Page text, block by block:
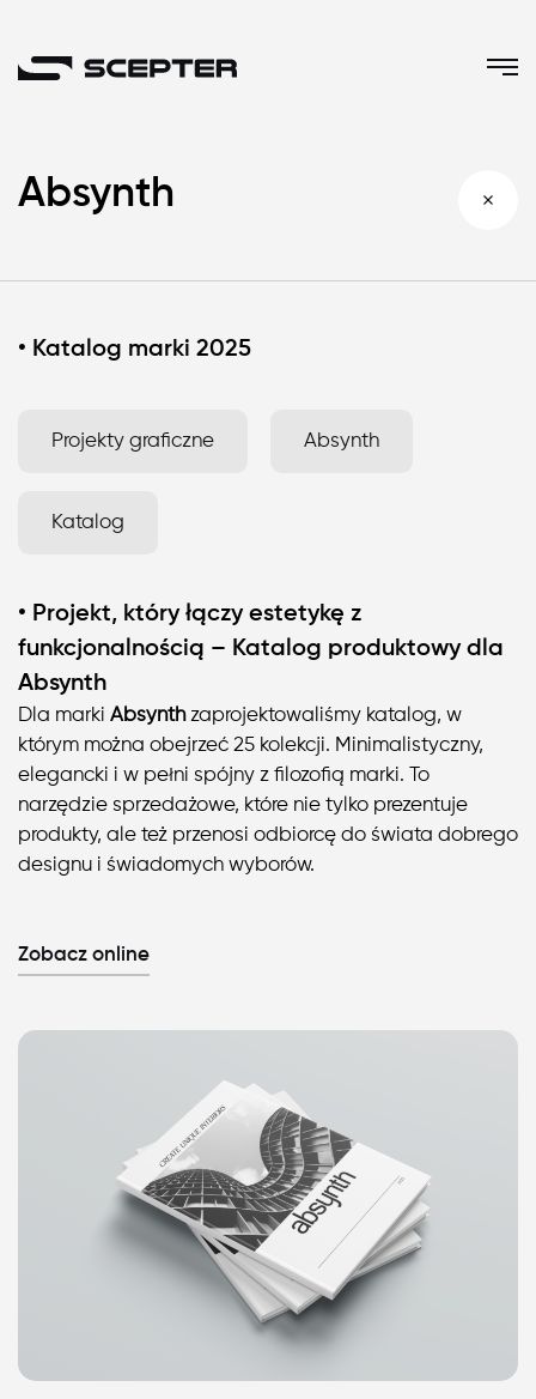
Absynth
• Katalog marki 2025
Projekty graficzne Absynth
Katalog
• ​Projekt, który łączy estetykę z
funkcjonalnością – Katalog produktowy dla
Absynth
Dla marki Absynthzaprojektowaliśmy katalog, w
którym można obejrzeć 25 kolekcji. Minimalistyczny,
elegancki i w pełni spójny z filozofią marki. To
narzędzie sprzedażowe, które nie tylko prezentuje
produkty, ale też przenosi odbiorcę do świata dobrego
designu i świadomych wyborów.
Zobacz online